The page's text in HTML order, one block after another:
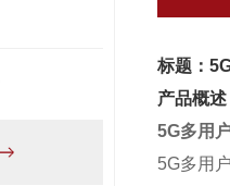
标题：
产品概述
5G多用
5G多用